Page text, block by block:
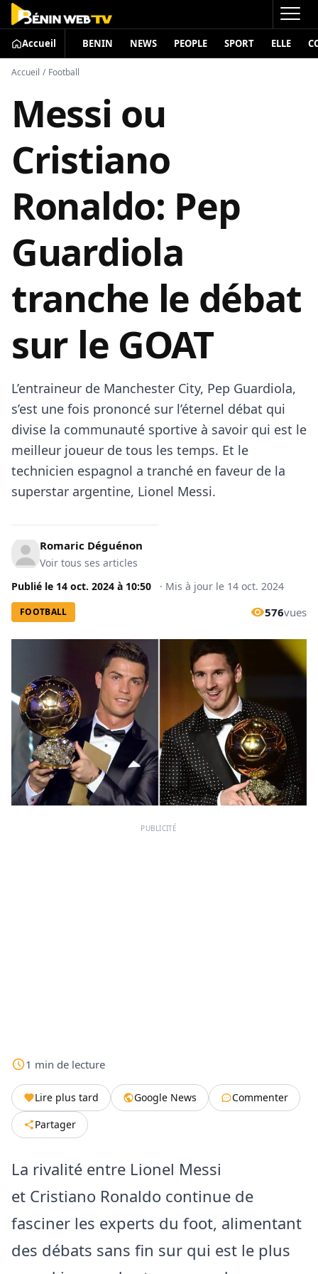
Accueil BENIN NEWS PEOPLE SPORT ELLE
Accueil / Football
Messi ou
Cristiano
Ronaldo: Pep
Guardiola
tranche le débat
sur le GOAT
L’entraineur de Manchester City, Pep Guardiola,
s’est une fois prononcé sur l’éternel débat qui
divise la communauté sportive à savoir qui est le
meilleur joueur de tous les temps. Et le
technicien espagnol a tranché en faveur de la
superstar argentine, Lionel Messi.
Romaric Déguénon
Voir tous ses articles
Publié le 14 oct. 2024 à 10:50 · Mis à jour le 14 oct. 2024
FOOTBALL 576vues
PUBLICITÉ
1 min de lecture
Lire plus tard Google News
Commenter
Partager
La rivalité entre Lionel Messi
et Cristiano Ronaldo continue de
fasciner les experts du foot, alimentant
des débats sans fin sur qui est le plus